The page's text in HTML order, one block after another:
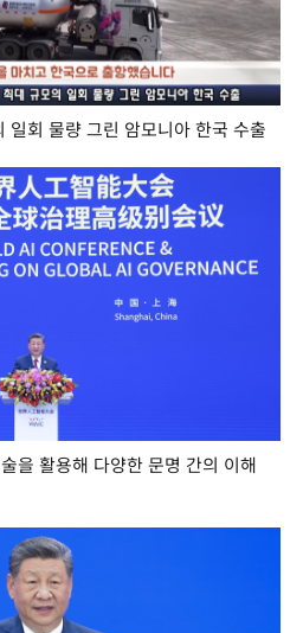
일회 물량 그린 암모니아 한국 수출
을 활용해 다양한 문명 간의 이해